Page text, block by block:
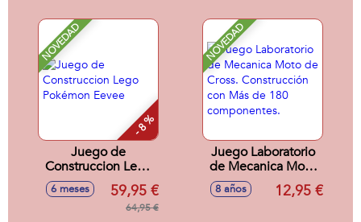
Grogu
NOVEDAD
- 8 %
Juego de
Construccion Lego
Pokémon Eevee
6 meses 59,95 €
64,95 €
NOVEDAD
Juego Laboratorio
de Mecanica Moto
de Cross.
Construcción con
8 años 12,95 €